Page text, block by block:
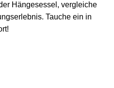
Hängesessel, vergleiche
Tauche ein in